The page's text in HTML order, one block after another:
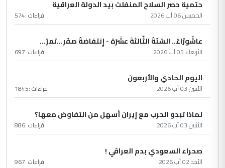
حتمية حصر السلاح المنفلت بيد الدولة العراقية
الخميس 06 آب 2026 قراءات :574
عاشُورْاءُ.. السّنَةُ الثّالثةَ عشَرَة - إِنتفاضةُ صفَر…تمرّ...
الأربعاء 05 آب 2026 قراءات :697
اليوم الحادي والأربعون
الأثنين 03 آب 2026 قراءات :1845
لماذا تبدو الحرب مع إيران أسهل من التفاوض معها؟
الأثنين 03 آب 2026 قراءات :886
صحراء السعودي بدم العراقي !
الأحد 02 آب 2026 قراءات :967